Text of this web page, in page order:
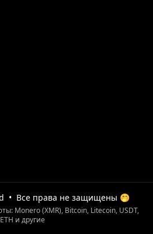
• Все права не защищены 🤭
Monero (XMR), Bitcoin, Litecoin, USDT,
ETH и другие